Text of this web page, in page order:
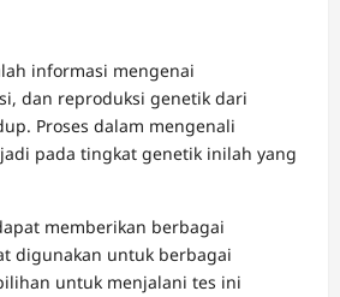
informasi mengenai
dan reproduksi genetik dari
Proses dalam mengenali
pada tingkat genetik inilah yang
memberikan berbagai
digunakan untuk berbagai
untuk menjalani tes ini